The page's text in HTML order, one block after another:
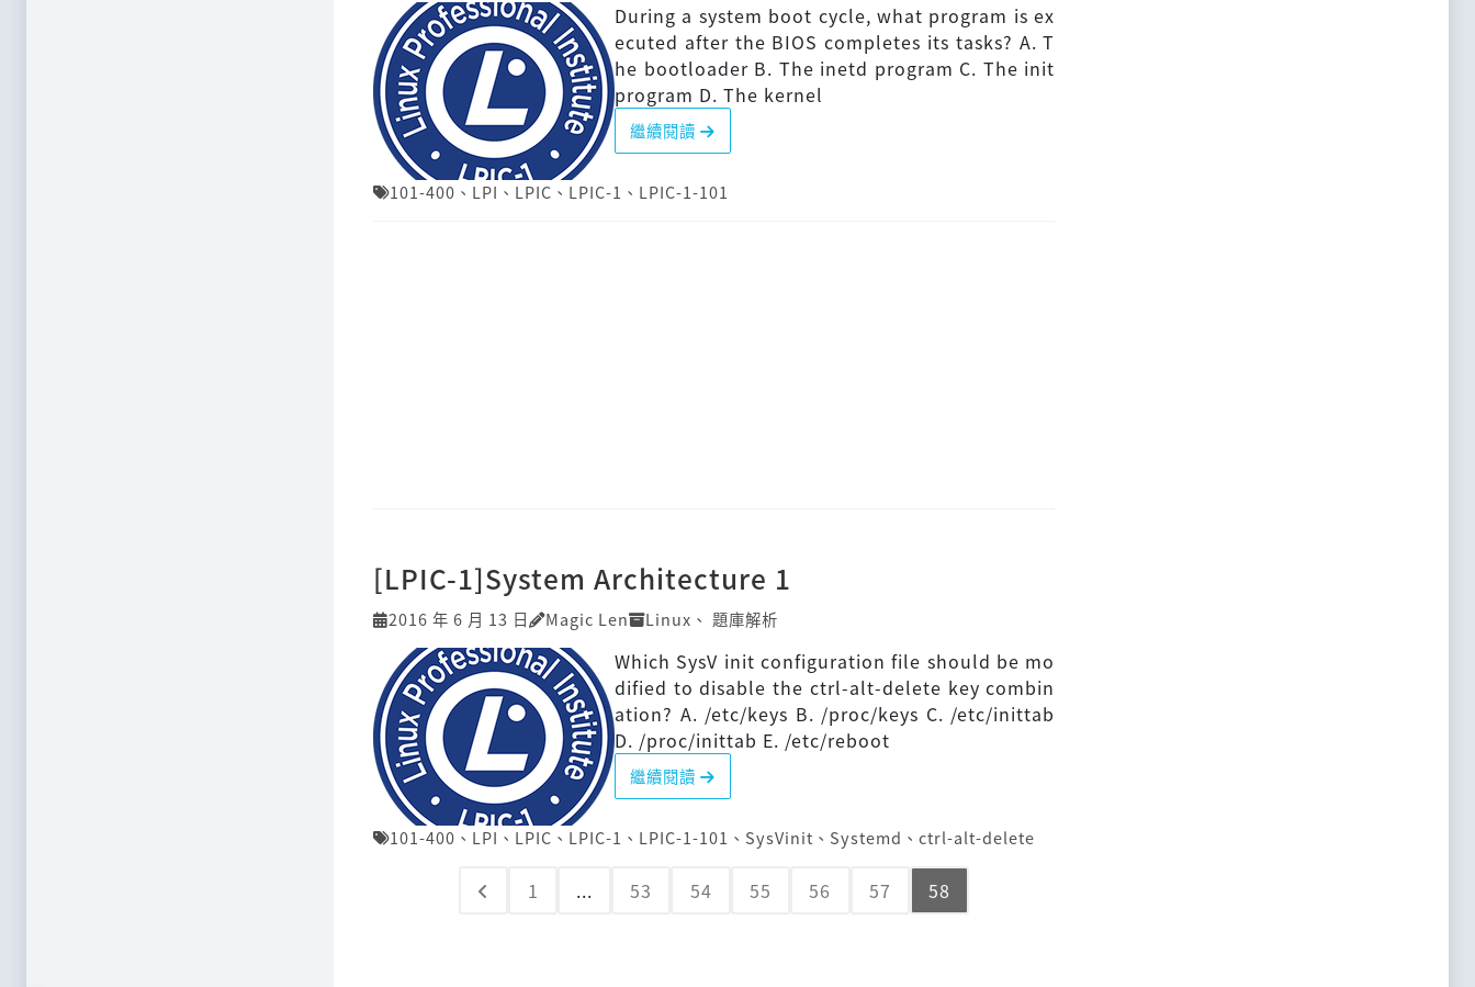
During a system boot cycle, what program is ex
ecuted after the BIOS completes its tasks? A. T
he bootloader B. The inetd program C. The init
program D. The kernel
繼續閱讀
101-400 、 LPI 、 LPIC 、 LPIC-1 、 LPIC-1-101
[LPIC-1]System Architecture 1
2016 年 6 月 13 日 Magic Len Linux 、 題庫解析
Which SysV init configuration file should be mo
dified to disable the ctrl-alt-delete key combin
ation? A. /etc/keys B. /proc/keys C. /etc/inittab
D. /proc/inittab E. /etc/reboot
繼續閱讀
101-400 、 LPI 、 LPIC 、 LPIC-1 、 LPIC-1-101 、 SysVinit 、 Systemd 、 ctrl-alt-delete
1 ... 53 54 55 56 57 58